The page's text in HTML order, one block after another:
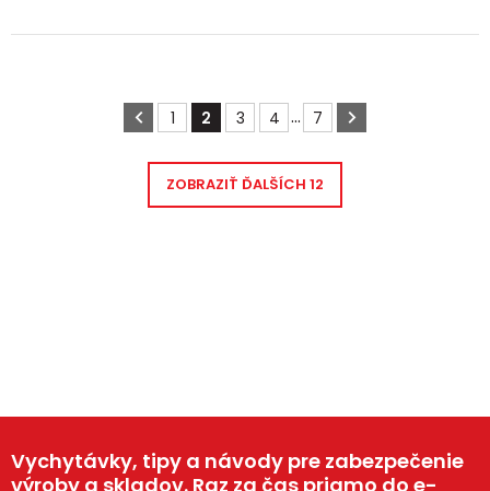
1 2 3 4 ... 7
ZOBRAZIŤ ĎALŠÍCH 12
Vychytávky, tipy a návody pre zabezpečenie
výroby a skladov. Raz za čas priamo do e-